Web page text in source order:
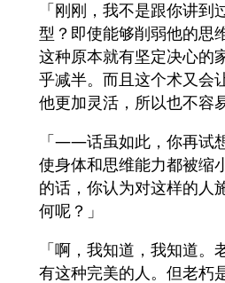
「刚刚，我不是跟你讲
型？即使能够削弱他的思
这种原本就有坚定决心的
乎减半。而且这个术又会
他更加灵活，所以也不容
「——话虽如此，你再试
使身体和思维能力都被缩
的话，你认为对这样的人
何呢？」
「啊，我知道，我知道。
有这种完美的人。但老朽